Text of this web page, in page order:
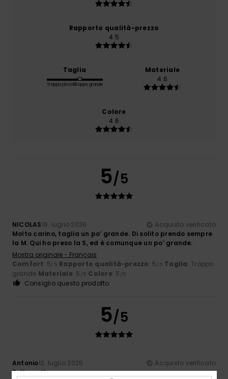
Rapporto qualità-prezzo
4.5
Taglia
Troppo piccoloTroppo grande
Materiale
4.6
Colore
4.6
5/5
NICOLAS16. luglio 2026
Acquisto verificato
Molto carino, taglia un po’ grande. Di solito prendo sempre
la M. Qui ho preso la S, ed è comunque un po’ grande.
Mostra originale - Français
Comfort: 5/5 Rapporto qualità-prezzo: 5/5 Taglia: Troppo
grande Materiale: 5 /5 Colore: 5 /5
Consiglio questo prodotto
5/5
Antonio12. luglio 2026
Acquisto verificato
Bello molto